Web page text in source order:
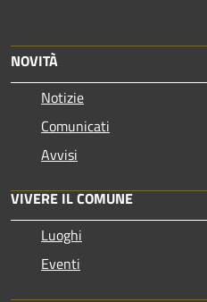
NOVITÀ
Notizie
Comunicati
Avvisi
VIVERE IL COMUNE
Luoghi
Eventi